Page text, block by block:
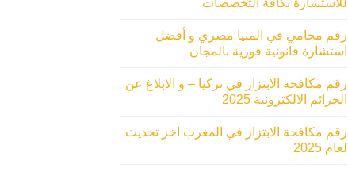
رقم محامي في المنيا مصري و أفضل
استشارة قانونية فورية بالمجان
رقم مكافحة الابتزاز في تركيا – و الابلاغ عن
الجرائم الالكترونية 2025
رقم مكافحة الابتزاز في المغرب اخر تحديث
لعام 2025